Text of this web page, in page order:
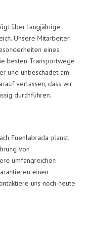
über langjährige
Unsere Mitarbeiter
eines
besten Transportwege
und unbeschadet am
verlassen, dass wir
durchführen.
Fuenlabrada planst,
von
umfangreichen
einen
uns noch heute